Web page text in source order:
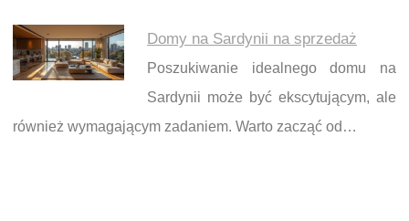
Domy na Sardynii na sprzedaż
Poszukiwanie idealnego domu na
Sardynii może być ekscytującym, ale
również wymagającym zadaniem. Warto zacząć od…